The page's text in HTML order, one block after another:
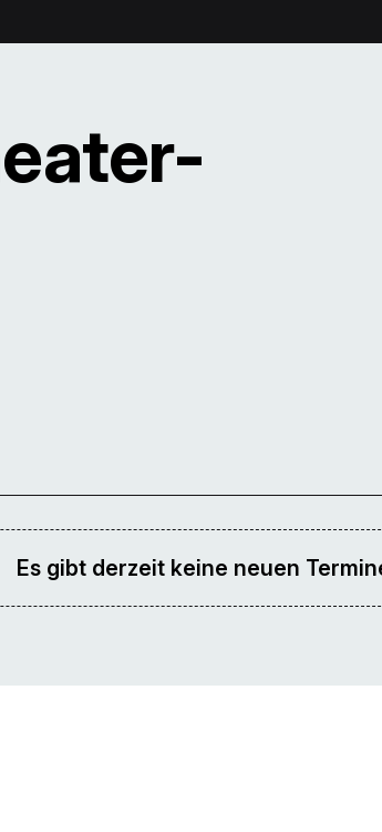
Es gibt derzeit keine neuen